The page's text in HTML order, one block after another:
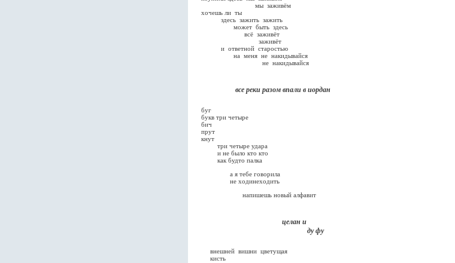
мы заживём
хочешь ли ты
здесь зажить зажить
может быть здесь
всё заживёт
заживёт
и ответной старостью
на меня не накидывайся
не накидывайся
все реки разом впали в иордан
буг
букв три четыре
бич
прут
кнут
три четыре удара
и не было кто кто
как будто палка
а я тебе говорила
не ходинеходить
напишешь новый алфавит
целан и
ду фу
внешней вишни цветущая
кисть